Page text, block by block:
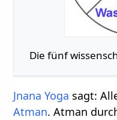
Die fünf
Jnana Yoga sagt:
Atman. Atman